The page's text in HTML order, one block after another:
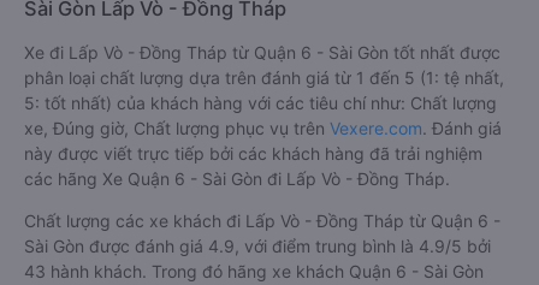
Sài Gòn Lấp Vò - Đồng Tháp
Xe đi Lấp Vò - Đồng Tháp từ Quận 6 - Sài Gòn tốt nhất được
phân loại chất lượng dựa trên đánh giá từ 1 đến 5 (1: tệ nhất,
5: tốt nhất) của khách hàng với các tiêu chí như: Chất lượng
xe, Đúng giờ, Chất lượng phục vụ trên Vexere.com. Đánh giá
này được viết trực tiếp bởi các khách hàng đã trải nghiệm
các hãng Xe Quận 6 - Sài Gòn đi Lấp Vò - Đồng Tháp.
Chất lượng các xe khách đi Lấp Vò - Đồng Tháp từ Quận 6 -
Sài Gòn được đánh giá 4.9, với điểm trung bình là 4.9/5 bởi
43 hành khách. Trong đó hãng xe khách Quận 6 - Sài Gòn